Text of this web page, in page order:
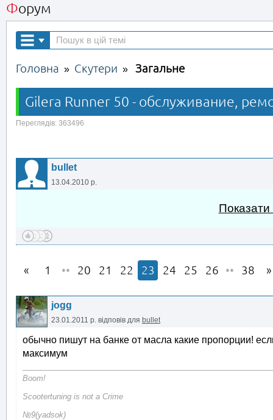
Форум
Головна » Скутери » Загальне
Gilera Runner 50 - обслуживание,
Переглядів: 363496
bullet
13.04.2010 р.
Показати
1 •• 20 21 22 23 24 25 26 •• 38
jogg
23.01.2011 р. відповів для bullet
обычно пишут на банке от масла какие пропорции!
максимум
Boom!
Scootertuning is not a Crime
№9(yadsok)